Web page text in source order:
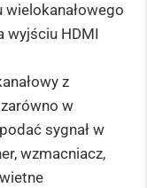
wielokanałowego
wyjściu HDMI
z
w
sygnał w
wzmacniacz,